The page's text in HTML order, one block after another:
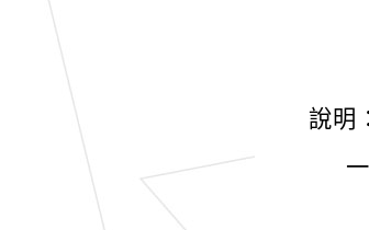
說明